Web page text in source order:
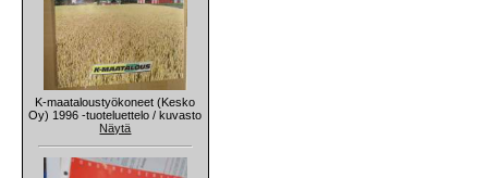
K-maataloustyökoneet (Kesko
Oy) 1996 -tuoteluettelo / kuvasto
Näytä